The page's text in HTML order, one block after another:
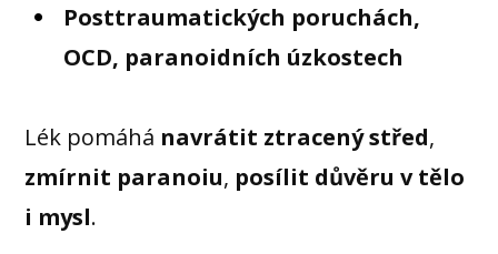
Posttraumatických poruchách,
OCD, paranoidních úzkostech
Lék pomáhá navrátit ztracený střed,
zmírnit paranoiu, posílit důvěru v tělo
i mysl.